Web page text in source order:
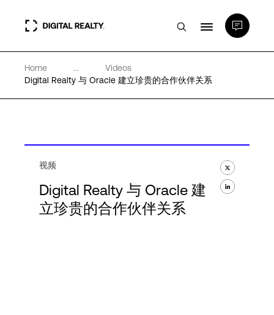
数据中心
专业知识和资源
Home ...
Videos
Digital Realty 与 Oracle 建立珍贵的合作伙伴关系
视频
Digital Realty 与 Oracle 建
立珍贵的合作伙伴关系